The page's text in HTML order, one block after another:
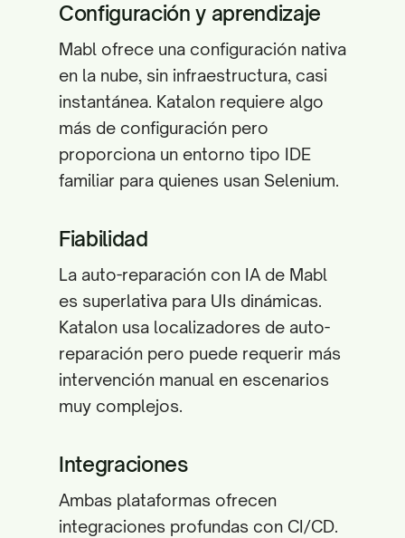
Configuración y aprendizaje
Mabl ofrece una configuración nativa
en la nube, sin infraestructura, casi
instantánea. Katalon requiere algo
más de configuración pero
proporciona un entorno tipo IDE
familiar para quienes usan Selenium.
Fiabilidad
La auto-reparación con IA de Mabl
es superlativa para UIs dinámicas.
Katalon usa localizadores de auto-
reparación pero puede requerir más
intervención manual en escenarios
muy complejos.
Integraciones
Ambas plataformas ofrecen
integraciones profundas con CI/CD.